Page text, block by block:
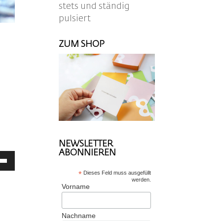
Runter
stets und ständig
pulsiert
ZUM SHOP
NEWSLETTER
ABONNIEREN
* Dieses Feld muss ausgefüllt
werden.
Vorname
Nachname